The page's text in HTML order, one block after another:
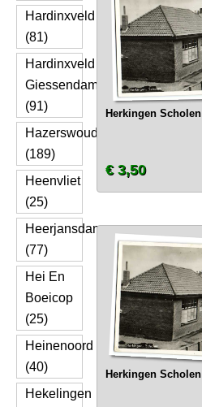
Hardinxveld
(81)
Hardinxveld
Giessendam
(91)
Hazerswoude
(189)
Heenvliet
(25)
Heerjansdam
(77)
Hei En
Boeicop
(25)
Heinenoord
(40)
Hekelingen
Herkingen Scholen
€ 3,50
Herkingen Scholen